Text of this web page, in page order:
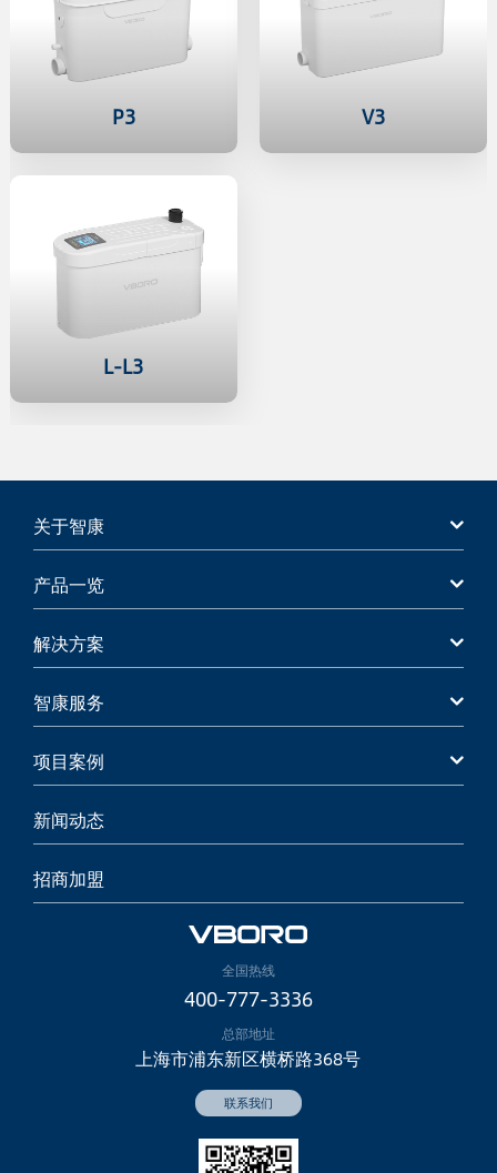
P3 V3
L-L3
关于智康
产品一览
解决方案
智康服务
项目案例
新闻动态
招商加盟
全国热线
400-777-3336
总部地址
上海市浦东新区横桥路368号